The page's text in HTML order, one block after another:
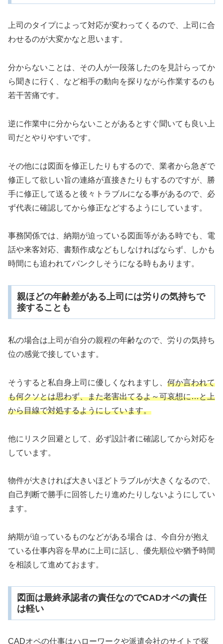
上司のタイプによって対応が変わってくるので、上司に合
わせるのが大変かなと思います。
分からないことは、その人が一段落したのを見計らってか
ら聞きに行く、など相手の動向を探りながら作業するのも
若干苦痛です。
逆に作業中に分からないことがあるとすぐ聞いても良い上
司だとやりやすいです。
その他には図面を修正したりもするので、業者から急ぎで
修正して欲しい旨の連絡が直接きたりもするのですが、勝
手に修正して送ると後々トラブルになる事があるので、必
ず代表に確認してから修正などするようにしています。
事務関係では、納期が迫っている図面等がある時でも、電
話や来客対応、書類作成などもしなければならず、しかも
時間にも追われてパンクしそうになる時もあります。
親ほどの年齢差がある上司には労りの気持ちで
接することも
私の場合は上司が自分の親程の年齢なので、労りの気持ち
位の感覚で接しています。
そうすると私自身上司に優しくなれますし、 何か言われて
も何クソとは思わず、また老害出てるよ～可哀想に…と上
から目線で対処するようにしています。
他にリスク回避として、必ず設計者に確認してから対応を
しています。
物件が大きければ大きいほどトラブルが大きくなるので、
自己判断で勝手に回答したり進めたりしないようにしてい
ます。
納期が迫っているものなどがある場合 は、今自分が抱え
ている仕事内容を早めに上司に話し、優先順位や猶予時間
を相談して進めておます。
図面は最終承認者の責任なのでCADオペの責任
は軽い
CADオペの仕事はハローワークや派遣会社のサイトで探